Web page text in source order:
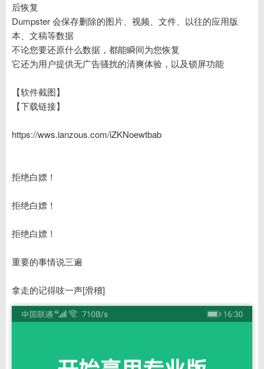
后恢复
Dumpster 会保存删除的图片、视频、文件、以往的应用版
本、文稿等数据
不论您要还原什么数据，都能瞬间为您恢复
它还为用户提供无广告骚扰的清爽体验，以及锁屏功能
【软件截图】
【下载链接】
https://wws.lanzous.com/iZKNoewtbab
拒绝白嫖！
拒绝白嫖！
拒绝白嫖！
重要的事情说三遍
拿走的记得吱一声[滑稽]